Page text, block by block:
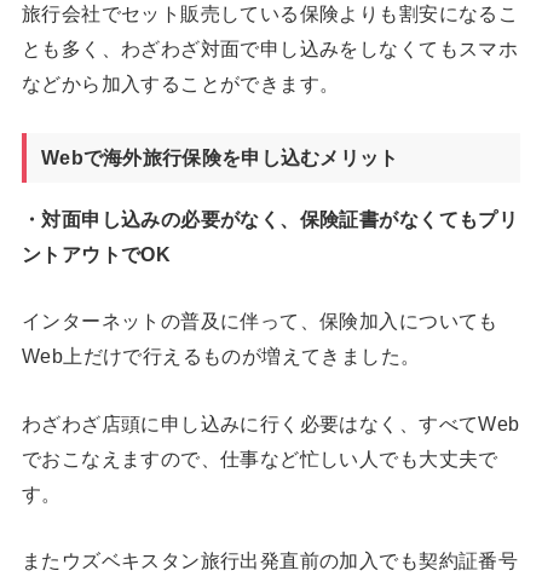
旅行会社でセット販売している保険よりも割安になるこ
とも多く、わざわざ対面で申し込みをしなくてもスマホ
などから加入することができます。
Webで海外旅行保険を申し込むメリット
・対面申し込みの必要がなく、保険証書がなくてもプリ
ントアウトでOK
インターネットの普及に伴って、保険加入についても
Web上だけで行えるものが増えてきました。
わざわざ店頭に申し込みに行く必要はなく、すべてWeb
でおこなえますので、仕事など忙しい人でも大丈夫で
す。
またウズベキスタン旅行出発直前の加入でも契約証番号